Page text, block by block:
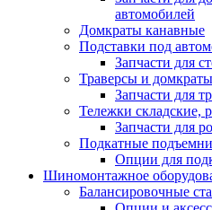
автомобилей
Домкраты канавные
Подставки под
Запчасти для
Траверсы и
Запчасти для
Тележки складские,
Запчасти для
Подкатные
Опции для
Шиномонтажное
Балансировочные